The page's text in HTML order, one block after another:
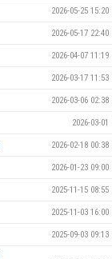
2026-05-25 15:20
2026-05-17 22:40
2026-04-07 11:19
2026-03-17 11:53
2026-03-06 02:38
2026-03-01
2026-02-18 00:38
2026-01-23 09:00
2025-11-15 08:55
2025-11-03 16:00
2025-09-03 09:13